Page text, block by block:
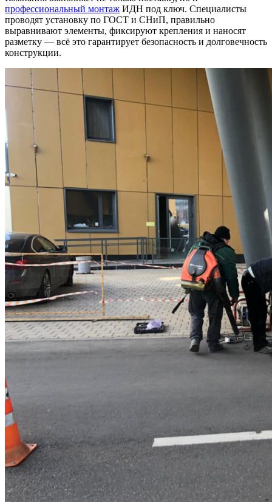
профессиональный монтаж ИДН под ключ. Специалисты
проводят установку по ГОСТ и СНиП, правильно
выравнивают элементы, фиксируют крепления и наносят
разметку — всё это гарантирует безопасность и долговечность
конструкции.